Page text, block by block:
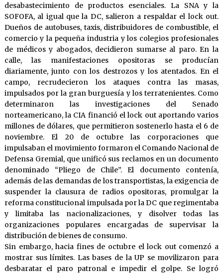
desabastecimiento de productos esenciales. La SNA y la
SOFOFA, al igual que la DC, salieron a respaldar el lock out.
Dueños de autobuses, taxis, distribuidores de combustible, el
comercio y la pequeña industria y los colegios profesionales
de médicos y abogados, decidieron sumarse al paro. En la
calle, las manifestaciones opositoras se producían
diariamente, junto con los destrozos y los atentados. En el
campo, recrudecieron los ataques contra las masas,
impulsados por la gran burguesía y los terratenientes. Como
determinaron las investigaciones del Senado
norteamericano, la CIA financió el lock out aportando varios
millones de dólares, que permitieron sostenerlo hasta el 6 de
noviembre. El 20 de octubre las corporaciones que
impulsaban el movimiento formaron el Comando Nacional de
Defensa Gremial, que unificó sus reclamos en un documento
denominado “Pliego de Chile”. El documento contenía,
además de las demandas de los transportistas, la exigencia de
suspender la clausura de radios opositoras, promulgar la
reforma constitucional impulsada por la DC que regimentaba
y limitaba las nacionalizaciones, y disolver todas las
organizaciones populares encargadas de supervisar la
distribución de bienes de consumo.
Sin embargo, hacia fines de octubre el lock out comenzó a
mostrar sus límites. Las bases de la UP se movilizaron para
desbaratar el paro patronal e impedir el golpe. Se logró